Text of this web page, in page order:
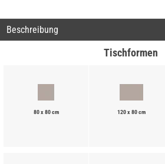
Beschreibung
Tischformen
80 x 80 cm 120 x 80 cm